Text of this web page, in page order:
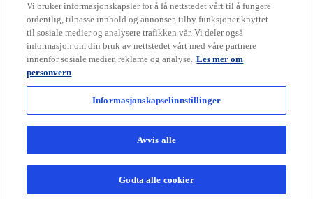
Karriere
o
e
n
s
i
n
a
n
o
p
e
n
s
n
a
n
o
p
e
n
s
n
a
© 2026 KPMG AS and KPMG Law Advokatfirma AS, Norwegian limited
liability companies and a member firm of the KPMG global
organization of independent member firms affiliated with KPMG
For more detail about the structure of the KPMG global organization
Vi bruker informasjonskapsler for å få nettstedet vårt til å fungere
ordentlig, tilpasse innhold og annonser, tilby funksjoner knyttet
til sosiale medier og analysere trafikken vår. Vi deler også
informasjon om din bruk av nettstedet vårt med våre partnere
innenfor sosiale medier, reklame og analyse. Les mer om
personvern
Informasjonskapselinnstillinger
Avvis alle
Godta alle cookier